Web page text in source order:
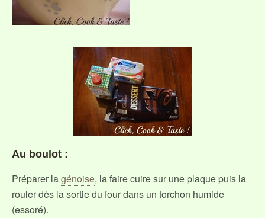
Au boulot :
Préparer lagénoise, la faire cuire sur une plaque puis la
rouler dès la sortie du four dans un torchon humide
(essoré).